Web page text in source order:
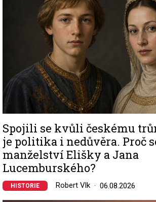
Spojili se kvůli českému
je politika i nedůvěra. Proč
manželství Elišky a Jana
Lucemburského?
HISTORIE Robert Vlk 06.08.2026